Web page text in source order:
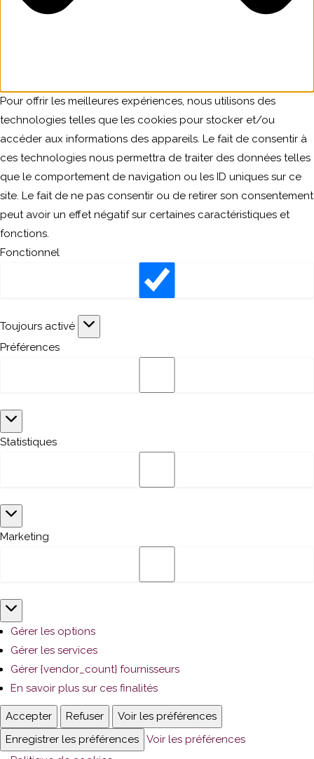
Pour offrir les meilleures expériences, nous utilisons des
technologies telles que les cookies pour stocker et/ou
accéder aux informations des appareils. Le fait de consentir à
ces technologies nous permettra de traiter des données telles
que le comportement de navigation ou les ID uniques sur ce
site. Le fait de ne pas consentir ou de retirer son consentement
peut avoir un effet négatif sur certaines caractéristiques et
fonctions.
Fonctionnel
Fonctionnel
Toujours activé
Préférences
Préférences
Statistiques
Statistiques
Marketing
Marketing
Gérer les options
Gérer les services
Gérer {vendor_count} fournisseurs
En savoir plus sur ces finalités
Accepter Refuser
Voir les préférences
Enregistrer les préférences
Voir les préférences